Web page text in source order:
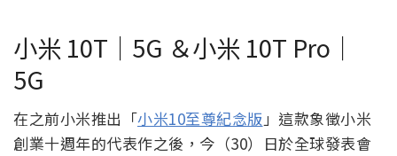
小米 10T｜5G ＆小米 10T Pro｜
5G
在之前小米推出「小米10至尊紀念版」這款象徵小米
創業十週年的代表作之後，今（30）日於全球發表會